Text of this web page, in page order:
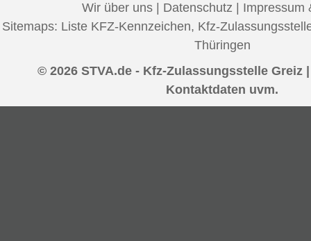
Wir über uns Datenschutz
Impressum
Sitemaps: Liste KFZ-Kennzeichen, Kfz-
Thüringen
© 2026 STVA.de - Kfz-Zulassungsstelle Greiz
Kontaktdaten uvm.